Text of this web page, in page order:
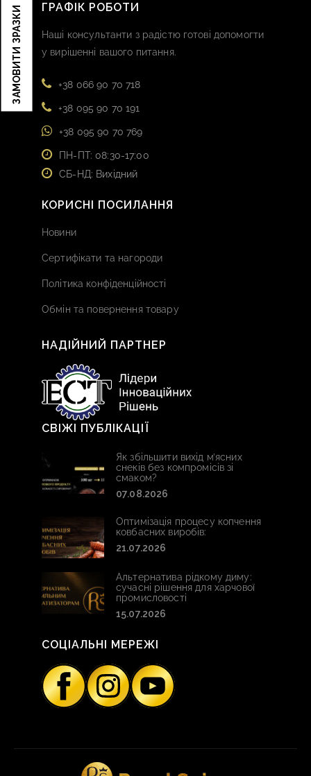
ЗАМОВИТИ ЗРАЗКИ ГРАФІК РОБОТИ
Наші консультанти з радістю готові допомогти
у вирішенні вашого питання.
+38 066 90 70 718
+38 095 90 70 191
+38 095 90 70 769
ПН-ПТ: 08:30-17:00
СБ-НД: Вихідний
КОРИСНІ ПОСИЛАННЯ
Новини
Сертифікати та нагороди
Політика конфіденційності
Обмін та повернення товару
НАДІЙНИЙ ПАРТНЕР
СВІЖІ ПУБЛІКАЦІЇ
Як збільшити вихід м’ясних
снеків без компромісів зі
смаком?
07.08.2026
Оптимізація процесу копчення
ковбасних виробів:
21.07.2026
Альтернатива рідкому диму:
сучасні рішення для харчової
промисловості
15.07.2026
СОЦІАЛЬНІ МЕРЕЖІ